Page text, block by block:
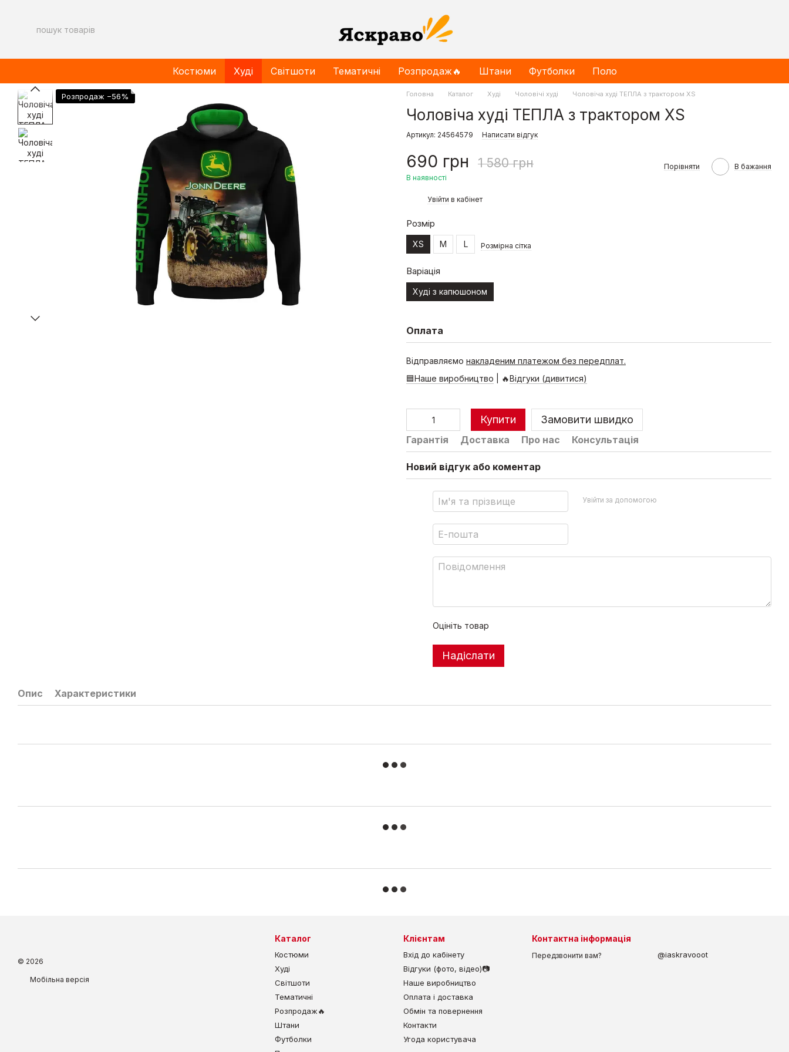
Костюми Худі Світшоти Тематичні Розпродаж🔥 Штани Футболки Поло
Розпродаж −56% Головна Каталог Худі Чоловічі худі Чоловіча худі ТЕПЛА з трактором XS
Чоловіча худі ТЕПЛА з трактором XS
Артикул: 24564579 Написати відгук
690 грн 1 580 грн
В наявності
Порівняти В бажання
Увійти в кабінет
Розмір
XS M L Розмірна сітка
Варіація
Худі з капюшоном
Оплата
Відправляємо накладеним платежом без передплат.
🟦Наше виробництво | 🔥Відгуки (дивитися)
Купити Замовити швидко
Гарантія Доставка Про нас Консультація
Новий відгук або коментар
Увійти за допомогою
Оцініть товар
Надіслати
Опис Характеристики
© 2026
Мобільна версія
Каталог
Костюми
Худі
Світшоти
Тематичні
Розпродаж🔥
Штани
Футболки
Клієнтам
Вхід до кабінету
Відгуки (фото, відео)📷
Наше виробництво
Оплата і доставка
Обмін та повернення
Контакти
Угода користувача
Контактна інформація
Передзвонити вам? @iaskravooot